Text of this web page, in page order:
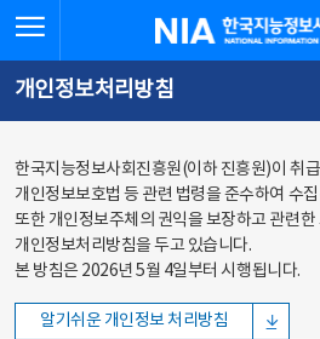
바로가기
바로가기
한국지능정보사회진흥
개인정보처리방침
한국지능정보사회진흥원(이하 진흥원)이 취
개인정보보호법 등 관련 법령을 준수하여 수
또한 개인정보주체의 권익을 보장하고 관련
개인정보처리방침을 두고 있습니다.
본 방침은 2026년 5월 4일부터 시행됩니다.
알기쉬운 개인정보 처리방침